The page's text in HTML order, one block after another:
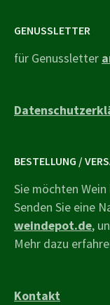
GENUSSLETTER
für Genussletter
BESTELLUNG /
Sie möchten
Senden Sie eine
weindepot.de,
Mehr dazu
Kontakt